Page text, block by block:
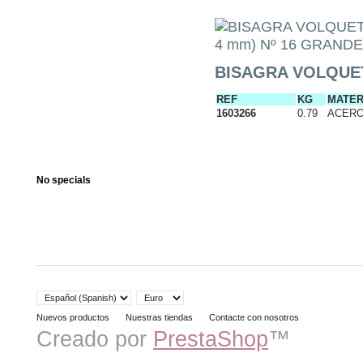
BISAGRA
REF KG
1603266
0.79
No specials
Nuevos productos Nuestras tiendas Contacte con nosotros
Creado por PrestaShop™